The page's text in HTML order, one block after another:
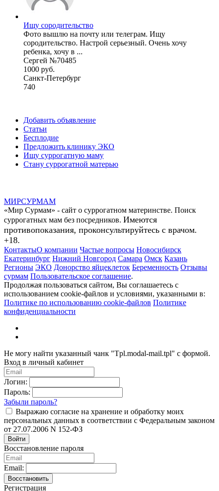
Ищу сородительство
Фото вышлю на почту или телеграм. Ищу
сородительство. Настрой серьезный. Очень хочу
ребенка, хочу в ...
Сергей №70485
1000 руб.
Санкт-Петербург
740
Добавить объявление
Статьи
Бесплодие
Предложить клинику ЭКО
Ищу суррогатную маму
Стану суррогатной матерью
МИРСУРМАМ
«Мир Сурмам» - сайт о суррогатном материнстве. Поиск
суррогатных мам без посредников. Имеются
противопоказания, проконсультируйтесь с врачом.
+18.
КонтактыО компании Частые вопросы Новосибирск
Екатеринбург Нижний Новгород Самара Омск Казань
Регионы ЭКО Донорство яйцеклеток Беременность Отзывы
сурмам Пользовательское соглашение.
Продолжая пользоваться сайтом, Вы соглашаетесь с
использованием cookie-файлов и условиями, указанными в:
Политике по использованию cookie-файлов Политике
конфиденциальности
Не могу найти указанный чанк "Tpl.modal-mail.tpl" с формой.
Вход в личный кабинет
Логин:
Пароль:
Забыли пароль?
Выражаю согласие на хранение и обработку моих
персональных данных в соответствии с Федеральным законом
от 27.07.2006 N 152-ФЗ
Войти
Восстановление пароля
Email:
Восстановить
Регистрация